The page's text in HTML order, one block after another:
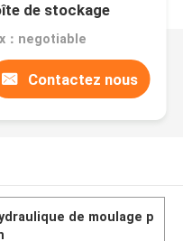
de stockage
：negotiable
Contactez nous
de moulage p